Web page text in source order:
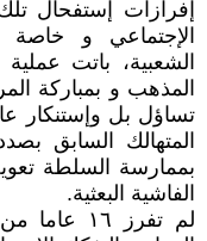
إفرازات إستفحال
الإجتماعي و
الشعبیة، باتت
المذهب و بمبارکة
تساؤل بل وإستنکار
المتهالك السابق
بممارسة السلطة
الفاشیة البعثیة.
لم تفرز